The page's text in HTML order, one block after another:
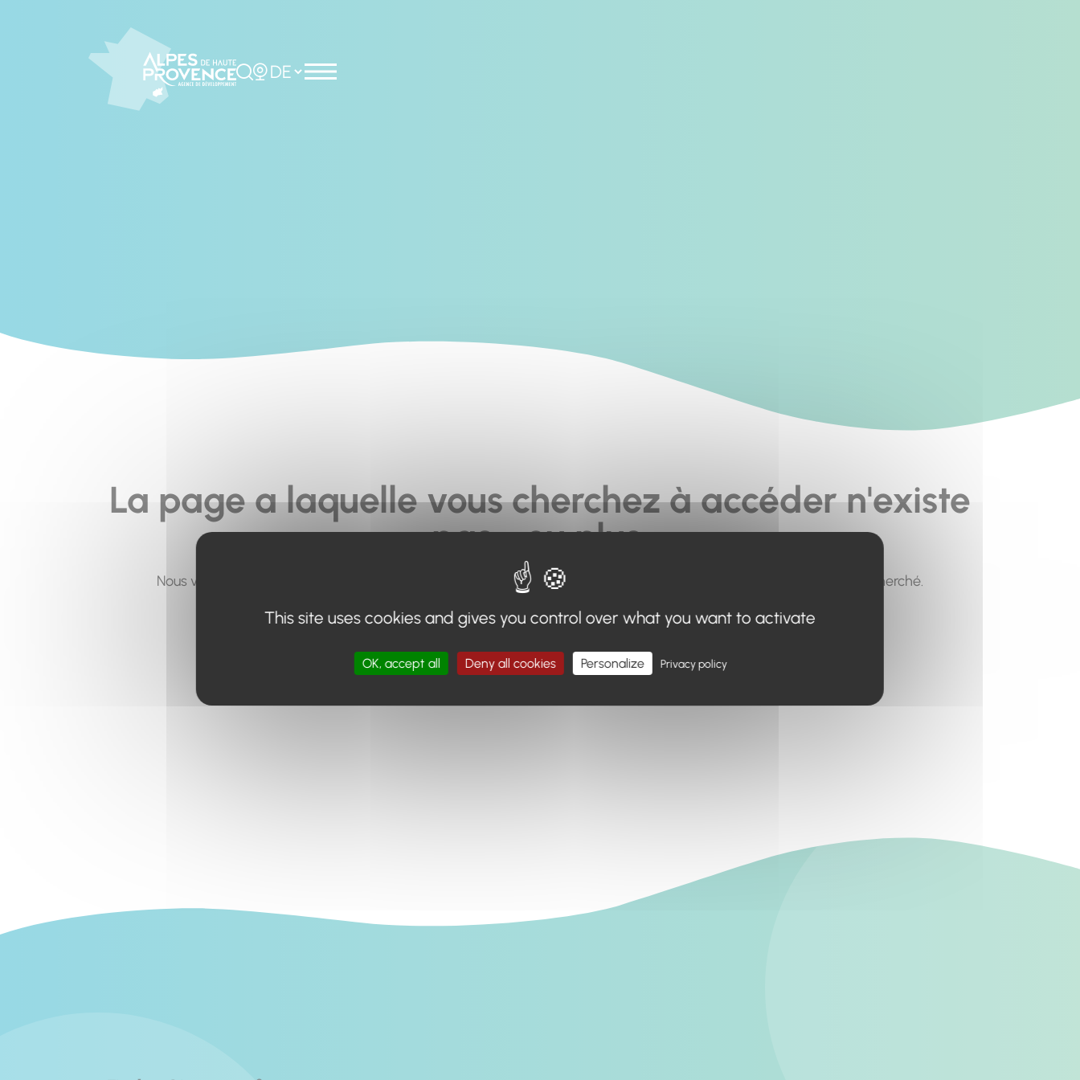
Rechercher
Choisir la langue
La page a laquelle vous cherchez à accéder n'existe
pas... ou plus.
Nous vous invitons à utiliser le moteur de recherche en haut de page, ou à utiliser le menu pour trouver le contenu recherché.
Retour à l'accueil
This site uses cookies and gives you control over what you want to activate
OK, accept all Deny all cookies Personalize Privacy policy